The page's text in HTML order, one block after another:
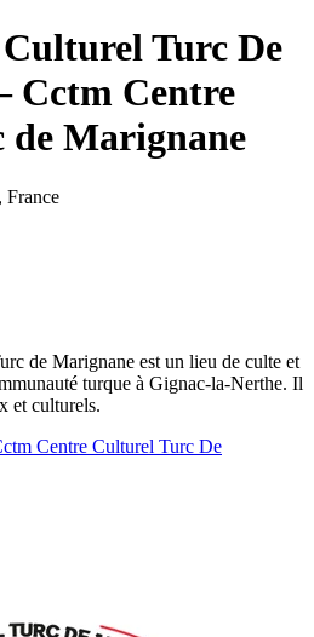
Turc De
Centre
Marignane
France
de Marignane est un lieu de culte et
turque à Gignac-la-Nerthe. Il
et culturels.
Centre Culturel Turc De